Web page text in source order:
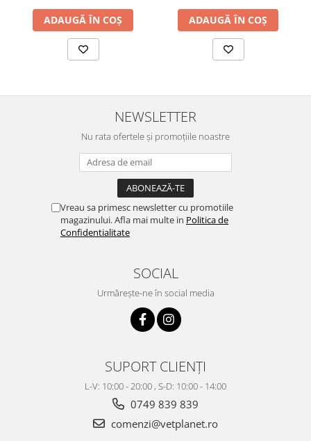
ADAUGĂ ÎN COȘ ADAUGĂ ÎN COȘ
NEWSLETTER
Nu rata ofertele și promoțiile noastre
Vreau sa primesc newsletter cu promotiile
magazinului. Afla mai multe in Politica de
Confidentialitate
SOCIAL
Urmărește-ne în social media
SUPORT CLIENȚI
L-V: 10:00 - 20:00 , S-D: 10:00 - 14:00
0749 839 839
comenzi@vetplanet.ro